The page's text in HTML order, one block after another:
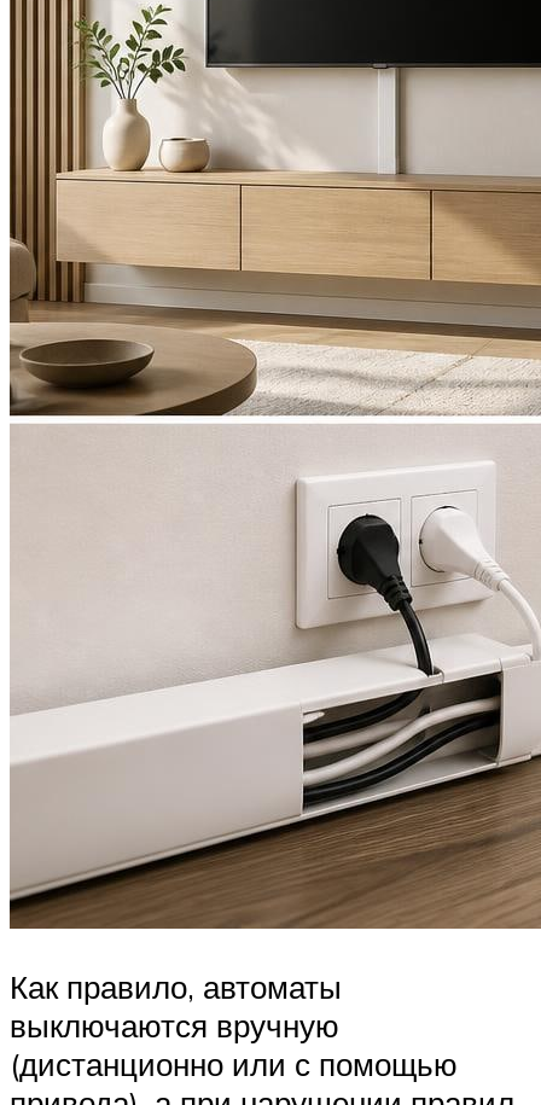
Как правило, автоматы
выключаются вручную
(дистанционно или с помощью